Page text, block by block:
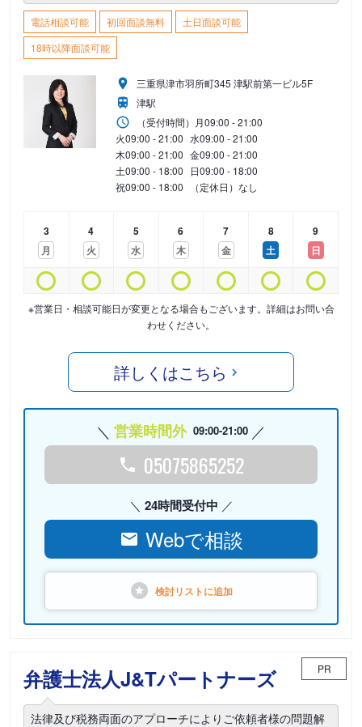
電話相談可能 初回面談無料
土日面談可能
18時以降面談可能
三重県津市羽所町345 津駅前第一ビル5F
津駅
（受付時間） 月09:00 - 21:00
火09:00 - 21:00 水09:00 - 21:00
木09:00 - 21:00 金09:00 - 21:00
土09:00 - 18:00 日09:00 - 18:00
祝09:00 - 18:00 （定休日）なし
3
月
4
火
5
水
6
木
7
金
8
土
9
日
※営業日・相談可能日が変更となる場合もございます。詳細はお問い合
わせください。
詳しくはこちら
営業時間外 09:00-21:00
05075865252
24時間受付中
Webで相談
検討リストに追加
弁護士法人J&Tパートナーズ PR
法律及び税務両面のアプローチによりご依頼者様の問題解